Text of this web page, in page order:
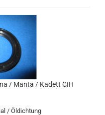
/ Manta / Kadett CIH
/ Öldichtung